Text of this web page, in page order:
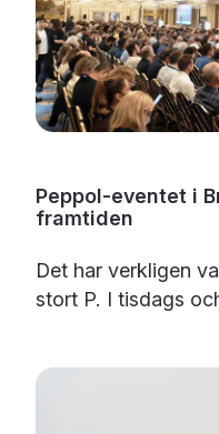
Peppol-eventet i
framtiden
Det har verkligen
stort P. I tisdags